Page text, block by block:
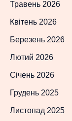
Травень 2026
Квітень 2026
Березень 2026
Лютий 2026
Січень 2026
Грудень 2025
Листопад 2025